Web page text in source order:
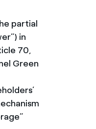
partial
in
70,
Green